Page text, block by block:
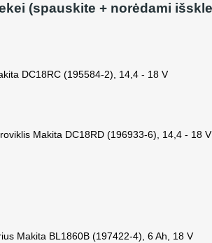
(spauskite + norėdami
DC18RC (195584-2), 14,4 - 18 V
Makita DC18RD (196933-6), 14,4 - 18 V
Makita BL1860B (197422-4), 6 Ah, 18 V